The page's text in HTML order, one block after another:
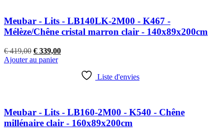
Meubar - Lits - LB140LK-2M00 - K467 -
Mélèze/Chêne cristal marron clair - 140x89x200cm
€419,00 Le
prix
€ 339,00Le
Ajouter au panier
Liste d'envies
Meubar - Lits - LB160-2M00 - K540 - Chêne
millénaire clair - 160x89x200cm